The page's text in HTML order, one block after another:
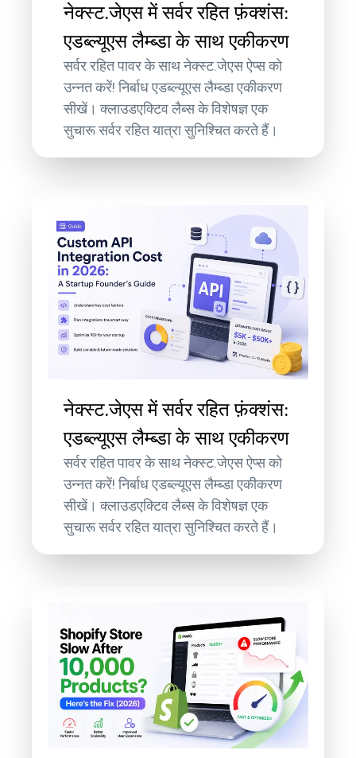
नेक्स्ट.जेएस में सर्वर रहित फ़ंक्शंस:
एडब्ल्यूएस लैम्ब्डा के साथ एकीकरण
सर्वर रहित पावर के साथ नेक्स्ट.जेएस ऐप्स को
उन्नत करें! निर्बाध एडब्ल्यूएस लैम्ब्डा एकीकरण
सीखें। क्लाउडएक्टिव लैब्स के विशेषज्ञ एक
सुचारू सर्वर रहित यात्रा सुनिश्चित करते हैं।
नेक्स्ट.जेएस में सर्वर रहित फ़ंक्शंस:
एडब्ल्यूएस लैम्ब्डा के साथ एकीकरण
सर्वर रहित पावर के साथ नेक्स्ट.जेएस ऐप्स को
उन्नत करें! निर्बाध एडब्ल्यूएस लैम्ब्डा एकीकरण
सीखें। क्लाउडएक्टिव लैब्स के विशेषज्ञ एक
सुचारू सर्वर रहित यात्रा सुनिश्चित करते हैं।